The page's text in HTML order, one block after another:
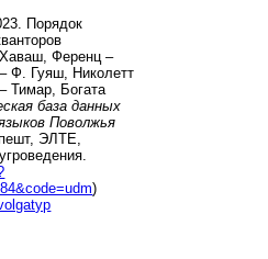
Порядок
Ференц –
Ф. Гуяш, Николетт
Тимар, Богата
база данных
Поволжья
ЭЛТЕ,
)